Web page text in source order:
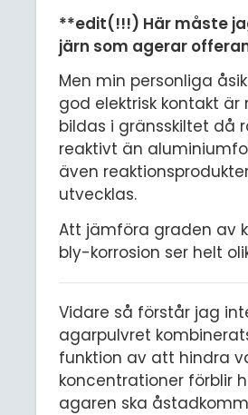
**edit(!!!) Här måste
järn som agerar
Men min personliga
god elektrisk kontakt
bildas i gränsskiltet då
reaktivt än
även
utvecklas.
Att jämföra graden av
bly-korrosion ser helt
Vidare så förstår jag
agarpulvret
funktion av att hindra
koncentrationer förblir
agaren ska